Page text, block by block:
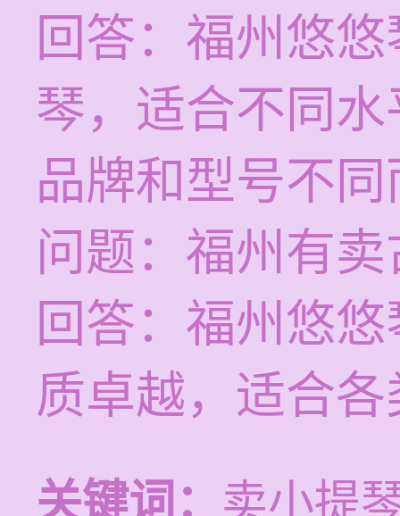
回答：福州悠
琴，适合不同
品牌和型号不
问题：福州有
回答：福州悠
质卓越，适合
关键词： 卖小提